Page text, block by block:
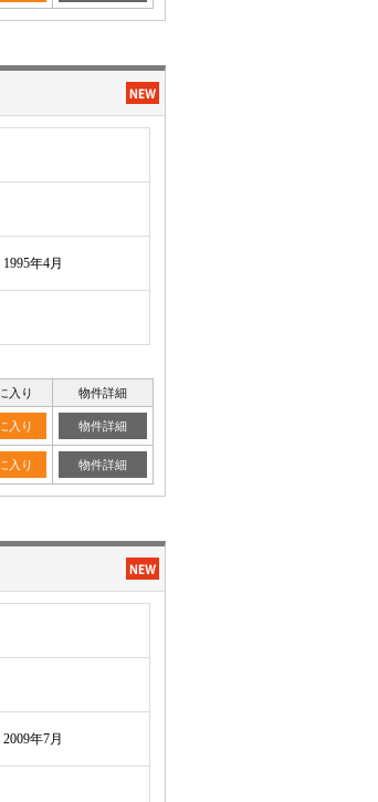
1995年4月
入り 物件詳細
入り 物件詳細
入り 物件詳細
2009年7月